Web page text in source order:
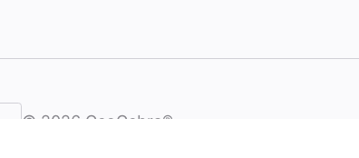
© 2026 GeoGebra®